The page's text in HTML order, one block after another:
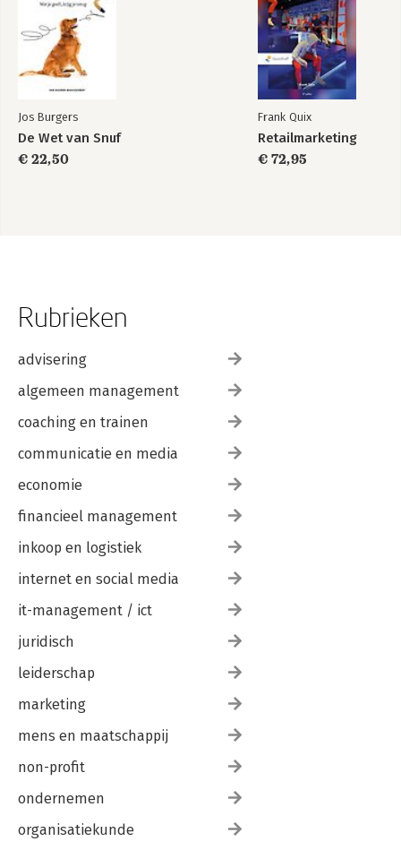
Jos Burgers
De Wet van Snuf
€ 22,50
Frank Quix
Retailmarketing
€ 72,95
Rubrieken
advisering
algemeen management
coaching en trainen
communicatie en media
economie
financieel management
inkoop en logistiek
internet en social media
it-management / ict
juridisch
leiderschap
marketing
mens en maatschappij
non-profit
ondernemen
organisatiekunde